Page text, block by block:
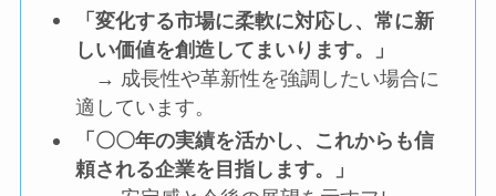
「変化する市場に柔軟に対応し、常に新
しい価値を創造してまいります。」
→ 成長性や革新性を強調したい場合に
適しています。
「〇〇年の実績を活かし、これからも信
頼される企業を目指します。」